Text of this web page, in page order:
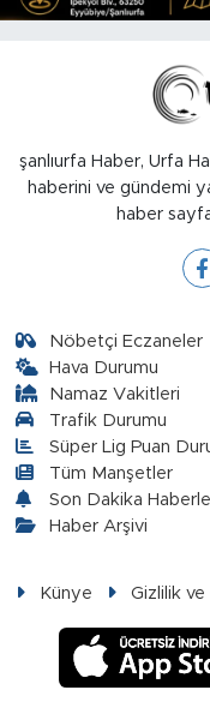
şanlıurfa Haber, Urfa
haberini ve gündemi
haber
Nöbetçi Eczaneler
Hava Durumu
Namaz Vakitleri
Trafik Durumu
Süper Lig Puan
Tüm Manşetler
Son Dakika
Haber Arşivi
Künye Gizlilik ve